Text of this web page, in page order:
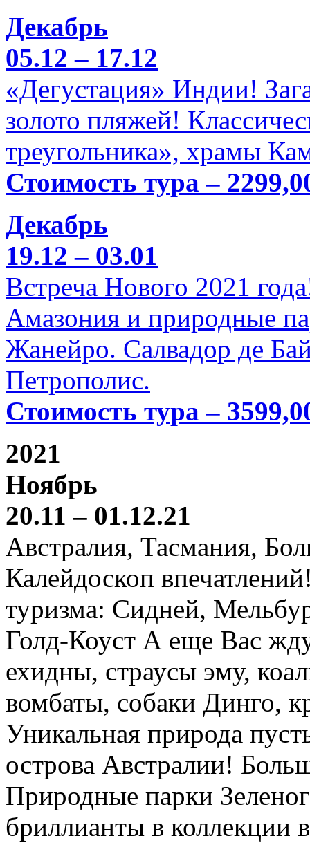
Декабрь
05.12 – 17.12
«Дегустация» Индии!
золото пляжей!
треугольника», храмы
Стоимость тура –
Декабрь
19.12 – 03.01
Встреча Нового 2021
Амазония и природные
Жанейро. Салвадор де
Петрополис.
Стоимость тура –
2021
Ноябрь
20.11 – 01.12.21
Австралия, Тасмания,
Калейдоскоп
туризма: Сидней,
Голд-Коуст А еще Вас
ехидны, страусы эму,
вомбаты, собаки Динго,
Уникальная природа
острова Австралии!
Природные парки
бриллианты в коллекции